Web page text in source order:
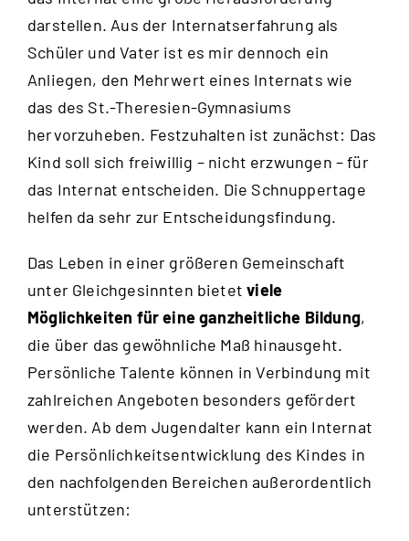
darstellen. Aus der Internatserfahrung als
Schüler und Vater ist es mir dennoch ein
Anliegen, den Mehrwert eines Internats wie
das des St.-Theresien-Gymnasiums
hervorzuheben. Festzuhalten ist zunächst: Das
Kind soll sich freiwillig – nicht erzwungen – für
das Internat entscheiden. Die Schnuppertage
helfen da sehr zur Entscheidungsfindung.
Das Leben in einer größeren Gemeinschaft
unter Gleichgesinnten bietetviele
Möglichkeiten für eine ganzheitliche Bildung,
die über das gewöhnliche Maß hinausgeht.
Persönliche Talente können in Verbindung mit
zahlreichen Angeboten besonders gefördert
werden. Ab dem Jugendalter kann ein Internat
die Persönlichkeitsentwicklung des Kindes in
den nachfolgenden Bereichen außerordentlich
unterstützen: